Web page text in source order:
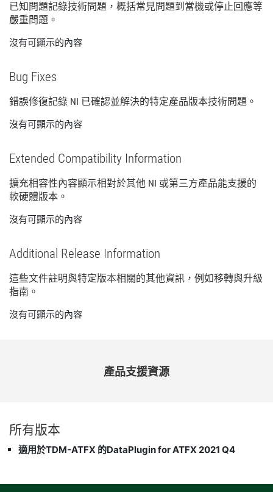
已知問題記錄技術問題， 概括常見問題到 當機或停止回應等
嚴重問題。
沒有可顯示的內容
Bug Fixes
錯誤修復記錄 NI 已確認並解決的特定產品版本技術問題。
沒有可顯示的內容
Extended Compatibility Information
擴充相容性內容顯示相對於其他 NI 或第三方產品能支援的
軟硬體版本。
沒有可顯示的內容
Additional Release Information
這些文件註明與特定版本相關的其他資訊， 例如移轉與升級
指南。
沒有可顯示的內容
產品支援資源
所有版本
適用於TDM-ATFX 的DataPlugin for ATFX 2021 Q4